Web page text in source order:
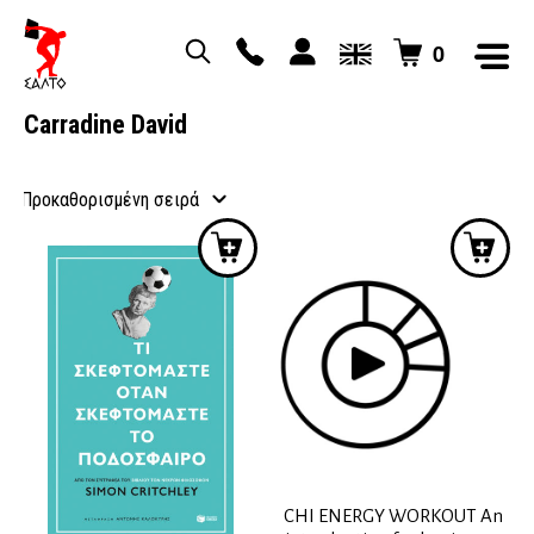
0
Carradine David
CHI ENERGY WORKOUT An